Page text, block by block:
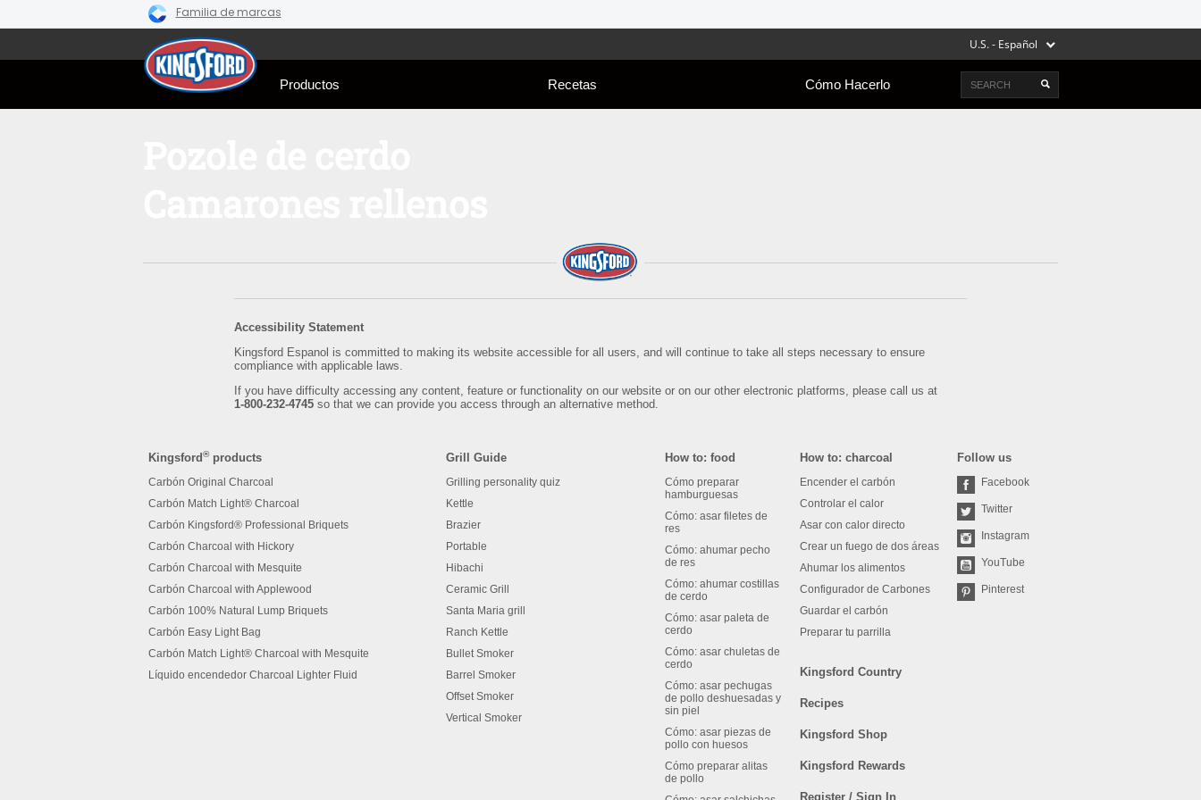
Familia de marcas
to
U.S. - Español
Productos Recetas Cómo Hacerlo Search
Kingsford®products
Carbón Original Charcoal
Carbón Match Light® Charcoal
Carbón Kingsford® Professional Briquets
Carbón Charcoal with Hickory
Carbón Charcoal with Mesquite
Carbón Charcoal with Applewood
Carbón 100% Natural Lump Briquets
Carbón Easy Light Bag
Carbón Match Light® Charcoal with Mesquite
Líquido encendedor Charcoal Lighter Fluid
Grill Guide
Grilling personality quiz
Kettle
Brazier
Portable
Hibachi
Ceramic Grill
Santa Maria grill
Ranch Kettle
Bullet Smoker
Barrel Smoker
Offset Smoker
Vertical Smoker
How to: food
Cómo preparar
hamburguesas
Cómo: asar filetes de
res
Cómo: ahumar pecho
de res
Cómo: ahumar costillas
de cerdo
Cómo: asar paleta de
cerdo
Cómo: asar chuletas de
cerdo
Cómo: asar pechugas
de pollo deshuesadas y
sin piel
Cómo: asar piezas de
pollo con huesos
Cómo preparar alitas
de pollo
How to: charcoal
Encender el carbón
Controlar el calor
Asar con calor directo
Crear un fuego de dos áreas
Ahumar los alimentos
Configurador de Carbones
Guardar el carbón
Preparar tu parrilla
Kingsford Country
Recipes
Kingsford Shop
Kingsford Rewards
Register / Sign In
Follow us
Facebook
Twitter
Instagram
YouTube
Pinterest
Accessibility Statement
Kingsford Espanol is committed to making its website accessible for all users, and will continue to take all steps necessary to ensure
compliance with applicable laws.
If you have difficulty accessing any content, feature or functionality on our website or on our other electronic platforms, please call us at
1-800-232-4745 so that we can provide you access through an alternative method.